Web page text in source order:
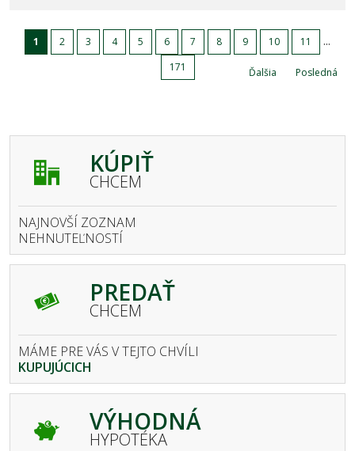
1 2 3 4 5 6 7 8 9 10 11
Ďalšia Posledná
...
171
KÚPIŤ
CHCEM
NAJNOVŠÍ ZOZNAM
NEHNUTEĽNOSTÍ
PREDAŤ
CHCEM
MÁME PRE VÁS V TEJTO CHVÍLI
KUPUJÚCICH
VÝHODNÁ
HYPOTÉKA